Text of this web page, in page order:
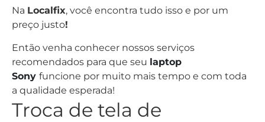
Na Localfix, você encontra tudo isso e por um
preço justo!
Então venha conhecer nossos serviços
recomendados para que seu laptop
Sony funcione por muito mais tempo e com toda
a qualidade esperada!
Troca de tela de